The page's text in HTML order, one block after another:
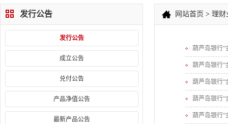
发行公告
发行公告
成立公告
兑付公告
产品净值公告
最新产品公告
网站首页 > 理财
葫芦岛银行“
葫芦岛银行“
葫芦岛银行“
葫芦岛银行“
葫芦岛银行“